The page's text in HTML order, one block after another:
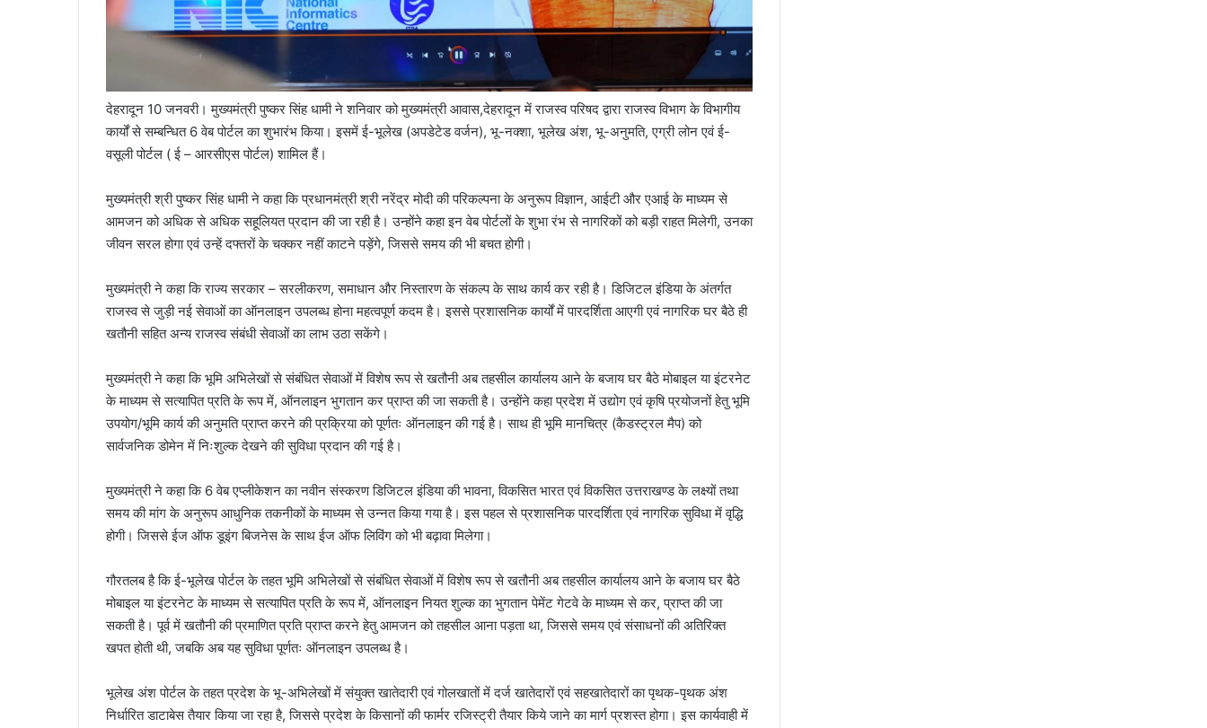
देहरादून 10 जनवरी। मुख्यमंत्री पुष्कर सिंह धामी ने शनिवार को मुख्यमंत्री आवास,देहरादून में राजस्व परिषद द्वारा राजस्व विभाग के विभागीय
कार्यों से सम्बन्धित 6 वेब पोर्टल का शुभारंभ किया। इसमें ई-भूलेख (अपडेटेड वर्जन), भू-नक्शा, भूलेख अंश, भू-अनुमति, एग्री लोन एवं ई-
वसूली पोर्टल ( ई – आरसीएस पोर्टल) शामिल हैं।
मुख्यमंत्री श्री पुष्कर सिंह धामी ने कहा कि प्रधानमंत्री श्री नरेंद्र मोदी की परिकल्पना के अनुरूप विज्ञान, आईटी और एआई के माध्यम से
आमजन को अधिक से अधिक सहूलियत प्रदान की जा रही है। उन्होंने कहा इन वेब पोर्टलों के शुभा रंभ से नागरिकों को बड़ी राहत मिलेगी, उनका
जीवन सरल होगा एवं उन्हें दफ्तरों के चक्कर नहीं काटने पड़ेंगे, जिससे समय की भी बचत होगी।
मुख्यमंत्री ने कहा कि राज्य सरकार – सरलीकरण, समाधान और निस्तारण के संकल्प के साथ कार्य कर रही है। डिजिटल इंडिया के अंतर्गत
राजस्व से जुड़ी नई सेवाओं का ऑनलाइन उपलब्ध होना महत्वपूर्ण कदम है। इससे प्रशासनिक कार्यों में पारदर्शिता आएगी एवं नागरिक घर बैठे ही
खतौनी सहित अन्य राजस्व संबंधी सेवाओं का लाभ उठा सकेंगे।
मुख्यमंत्री ने कहा कि भूमि अभिलेखों से संबंधित सेवाओं में विशेष रूप से खतौनी अब तहसील कार्यालय आने के बजाय घर बैठे मोबाइल या इंटरनेट
के माध्यम से सत्यापित प्रति के रूप में, ऑनलाइन भुगतान कर प्राप्त की जा सकती है। उन्होंने कहा प्रदेश में उद्योग एवं कृषि प्रयोजनों हेतु भूमि
उपयोग/भूमि कार्य की अनुमति प्राप्त करने की प्रक्रिया को पूर्णतः ऑनलाइन की गई है। साथ ही भूमि मानचित्र (कैडस्ट्रल मैप) को
सार्वजनिक डोमेन में निःशुल्क देखने की सुविधा प्रदान की गई है।
मुख्यमंत्री ने कहा कि 6 वेब एप्लीकेशन का नवीन संस्करण डिजिटल इंडिया की भावना, विकसित भारत एवं विकसित उत्तराखण्ड के लक्ष्यों तथा
समय की मांग के अनुरूप आधुनिक तकनीकों के माध्यम से उन्नत किया गया है। इस पहल से प्रशासनिक पारदर्शिता एवं नागरिक सुविधा में वृद्धि
होगी। जिससे ईज ऑफ डूइंग बिजनेस के साथ ईज ऑफ लिविंग को भी बढ़ावा मिलेगा।
गौरतलब है कि ई-भूलेख पोर्टल के तहत भूमि अभिलेखों से संबंधित सेवाओं में विशेष रूप से खतौनी अब तहसील कार्यालय आने के बजाय घर बैठे
मोबाइल या इंटरनेट के माध्यम से सत्यापित प्रति के रूप में, ऑनलाइन नियत शुल्क का भुगतान पेमेंट गेटवे के माध्यम से कर, प्राप्त की जा
सकती है। पूर्व में खतौनी की प्रमाणित प्रति प्राप्त करने हेतु आमजन को तहसील आना पड़ता था, जिससे समय एवं संसाधनों की अतिरिक्त
खपत होती थी, जबकि अब यह सुविधा पूर्णतः ऑनलाइन उपलब्ध है।
भूलेख अंश पोर्टल के तहत प्रदेश के भू-अभिलेखों में संयुक्त खातेदारी एवं गोलखातों में दर्ज खातेदारों एवं सहखातेदारों का पृथक-पृथक अंश
निर्धारित डाटाबेस तैयार किया जा रहा है, जिससे प्रदेश के किसानों की फार्मर रजिस्ट्री तैयार किये जाने का मार्ग प्रशस्त होगा। इस कार्यवाही में